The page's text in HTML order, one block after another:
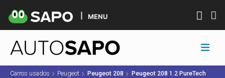
MENU
Carros usados Peugeot Peugeot 208
Peugeot 208 1.2 PureTech